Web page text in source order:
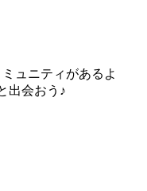
ュニティがあるよ
出会おう♪